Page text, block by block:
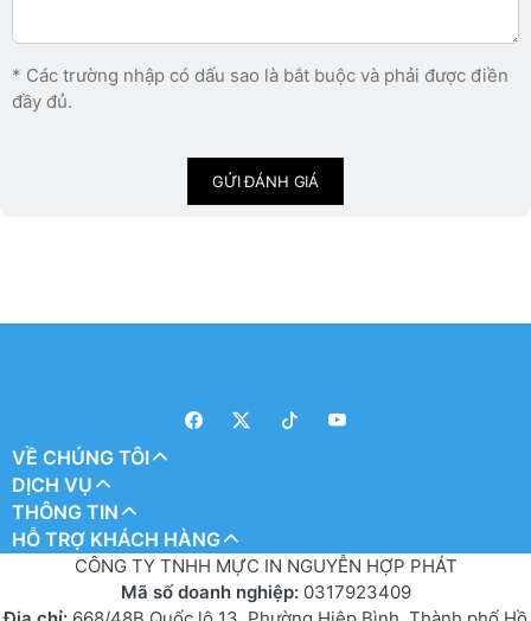
* Các trường nhập có dấu sao là bắt buộc và phải được điền
đầy đủ.
GỬI ĐÁNH GIÁ
VỀ CHÚNG TÔI
DỊCH VỤ
THÔNG TIN
HỖ TRỢ KHÁCH HÀNG
CÔNG TY TNHH MỰC IN NGUYỄN HỢP PHÁT
Mã số doanh nghiệp: 0317923409